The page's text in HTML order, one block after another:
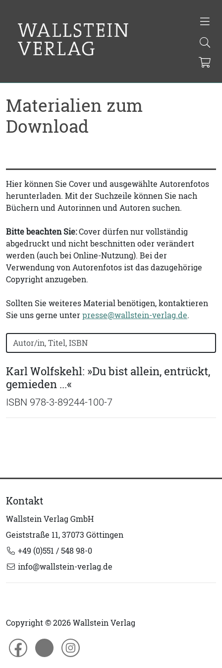
Materialien zum
Download
Hier können Sie Cover und ausgewählte Autorenfotos
herunterladen. Mit der Suchzeile können Sie nach
Büchern und Autorinnen und Autoren suchen.
Bitte beachten Sie:Cover dürfen nur vollständig
abgedruckt und nicht beschnitten oder verändert
werden (auch bei Online-Nutzung). Bei der
Verwendung von Autorenfotos ist das dazugehörige
Copyright anzugeben.
Sollten Sie weiteres Material benötigen, kontaktieren
Sie uns gerne unterpresse@wallstein-verlag.de.
Bücher nach Buchtitel, Autorennamen oder ISBN
Karl Wolfskehl: »Du bist allein, entrückt,
gemieden ...«
ISBN 978-3-89244-100-7
Kontakt
Wallstein Verlag GmbH
Geiststraße 11, 37073 Göttingen
+49 (0)551 / 548 98-0
info@wallstein-verlag.de
Copyright © 2026 Wallstein Verlag